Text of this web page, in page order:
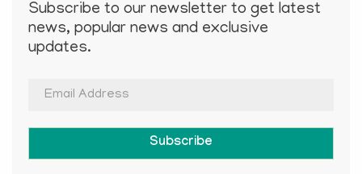
Subscribe to our newsletter to get latest
news, popular news and exclusive
updates.
Subscribe